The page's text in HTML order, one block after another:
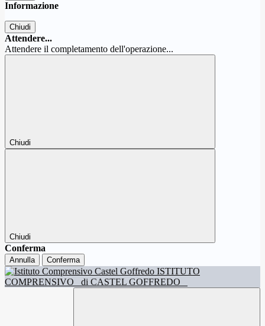
Informazione
Chiudi
Attendere...
Attendere il completamento dell'operazione...
Chiudi
Chiudi
Conferma
Annulla Conferma
ISTITUTO
COMPRENSIVO
di CASTEL GOFFREDO